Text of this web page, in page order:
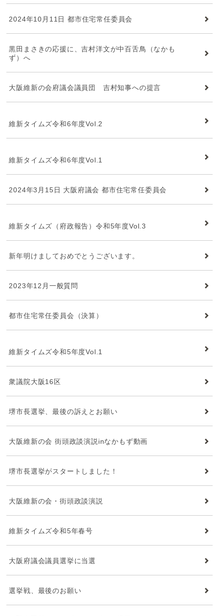
2024年10月11日 都市住宅常任委員会
黒田まさきの応援に、吉村洋文が中百舌鳥（なかも
ず）へ
大阪維新の会府議会議員団 吉村知事への提言
維新タイムズ令和6年度Vol.2
維新タイムズ令和6年度Vol.1
2024年3月15日 大阪府議会 都市住宅常任委員会
維新タイムズ（府政報告）令和5年度Vol.3
新年明けましておめでとうございます。
2023年12月一般質問
都市住宅常任委員会（決算）
維新タイムズ令和5年度Vol.1
衆議院大阪16区
堺市長選挙、最後の訴えとお願い
大阪維新の会 街頭政談演説inなかもず動画
堺市長選挙がスタートしました！
大阪維新の会・街頭政談演説
維新タイムズ令和5年春号
大阪府議会議員選挙に当選
選挙戦、最後のお願い